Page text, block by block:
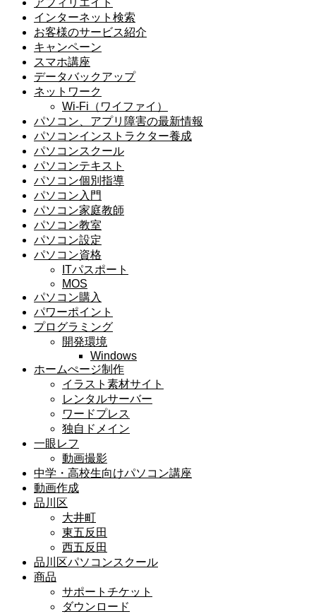
アフィリエイト
インターネット検索
お客様のサービス紹介
キャンペーン
スマホ講座
データバックアップ
ネットワーク
Wi-Fi（ワイファイ）
パソコン、アプリ障害の最新情報
パソコンインストラクター養成
パソコンスクール
パソコンテキスト
パソコン個別指導
パソコン入門
パソコン家庭教師
パソコン教室
パソコン設定
パソコン資格
ITパスポート
MOS
パソコン購入
パワーポイント
プログラミング
開発環境
Windows
ホームぺージ制作
イラスト素材サイト
レンタルサーバー
ワードプレス
独自ドメイン
一眼レフ
動画撮影
中学・高校生向けパソコン講座
動画作成
品川区
大井町
東五反田
西五反田
品川区パソコンスクール
商品
サポートチケット
ダウンロード